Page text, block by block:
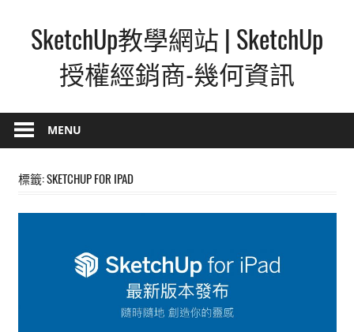
contentSketchUp教學網站 | SketchUp
授權經銷商-幾何資訊
–
最
覺
MENU
標籤:SKETCHUP FOR IPAD